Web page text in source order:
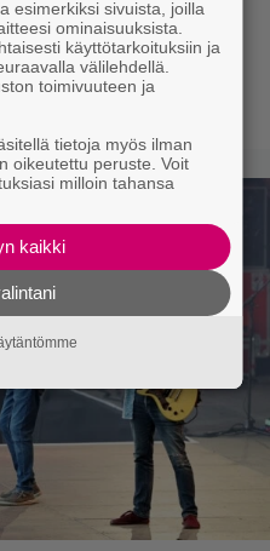
esimerkiksi sivuista, joilla
ominaisuuksista.
käyttötarkoituksiin ja
välilehdellä.
toimivuuteen ja
tietoja myös ilman
oikeutettu peruste. Voit
milloin tahansa
kaikki